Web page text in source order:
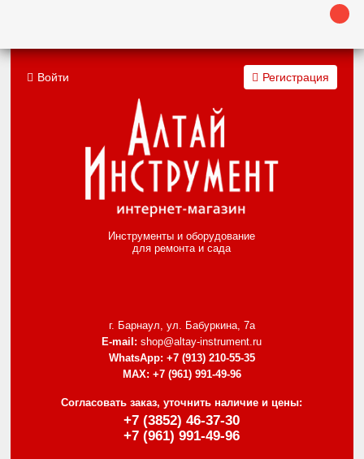
Инструменты и оборудование
для ремонта и сада
г. Барнаул, ул. Бабуркина, 7а
E-mail: shop@altay-instrument.ru
WhatsApp: +7 (913) 210-55-35
MAX: +7 (961) 991-49-96
Согласовать заказ, уточнить наличие и цены:
+7 (3852) 46-37-30
+7 (961) 991-49-96
Войти Регистрация